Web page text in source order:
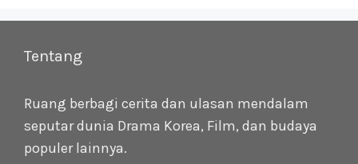
Tentang
Ruang berbagi cerita dan ulasan mendalam
seputar dunia Drama Korea, Film, dan budaya
populer lainnya.